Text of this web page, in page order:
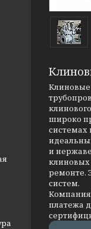
Клиновые
широко
системах
и
клиновых
ремонте.
систем.
Компания
платежа